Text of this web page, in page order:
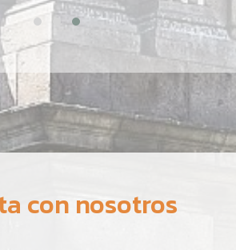
con nosotros